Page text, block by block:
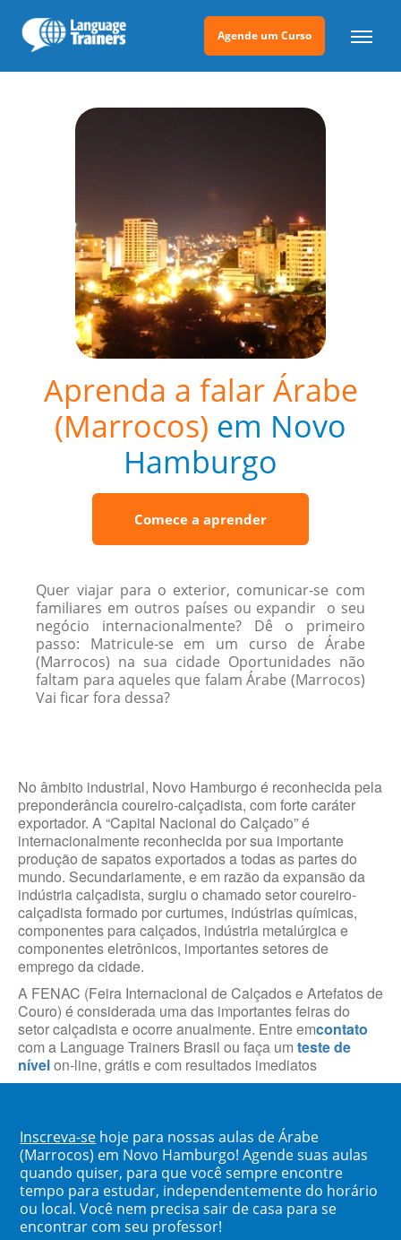
Agende um Curso
Aprenda a falar Árabe
(Marrocos) em Novo
Hamburgo
Comece a aprender
Quer viajar para o exterior, comunicar-se com
familiares em outros países ou expandir o seu
negócio internacionalmente? Dê o primeiro
passo: Matricule-se em um curso de Árabe
(Marrocos) na sua cidade Oportunidades não
faltam para aqueles que falam Árabe (Marrocos)
Vai ficar fora dessa?
No âmbito industrial, Novo Hamburgo é reconhecida pela
preponderância coureiro-calçadista, com forte caráter
exportador. A “Capital Nacional do Calçado” é
internacionalmente reconhecida por sua importante
produção de sapatos exportados a todas as partes do
mundo. Secundariamente, e em razão da expansão da
indústria calçadista, surgiu o chamado setor coureiro-
calçadista formado por curtumes, indústrias químicas,
componentes para calçados, indústria metalúrgica e
componentes eletrônicos, importantes setores de
emprego da cidade.
A FENAC (Feira Internacional de Calçados e Artefatos de
Couro) é considerada uma das importantes feiras do
setor calçadista e ocorre anualmente. Entre emcontato
com a Language Trainers Brasil ou faça um teste de
nívelon-line, grátis e com resultados imediatos
Inscreva-se hoje para nossas aulas de Árabe
(Marrocos) em Novo Hamburgo! Agende suas aulas
quando quiser, para que você sempre encontre
tempo para estudar, independentemente do horário
ou local. Você nem precisa sair de casa para se
encontrar com seu professor!